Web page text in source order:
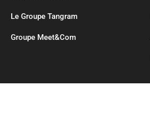
Le Groupe Tangram
Groupe Meet&Com